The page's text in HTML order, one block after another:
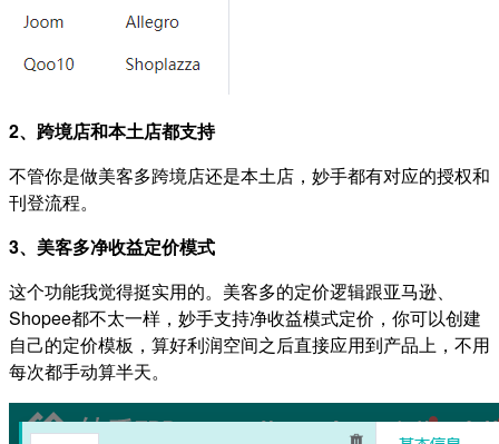
2、跨境店和本土店都支持
不管你是做美客多跨境店还是本土店，妙手都有对应的授权和
刊登流程。
3、美客多净收益定价模式
这个功能我觉得挺实用的。美客多的定价逻辑跟亚马逊、
Shopee都不太一样，妙手支持净收益模式定价，你可以创建
自己的定价模板，算好利润空间之后直接应用到产品上，不用
每次都手动算半天。